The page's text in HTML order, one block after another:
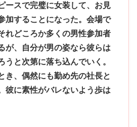
ースで完璧に女装して、お見
加することになった。会場で
れどころか多くの男性参加者
が、自分が男の姿なら彼らは
うと次第に落ち込んでいく。
き、偶然にも勤め先の社長と
彼に素性がバレないよう歩は